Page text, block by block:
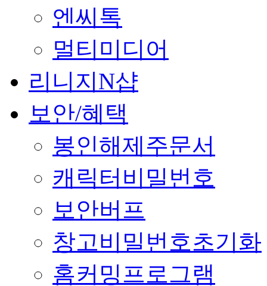
엔씨톡
멀티미디어
리니지N샵
보안/혜택
봉인해제주문서
캐릭터비밀번호
보안버프
창고비밀번호초기화
홈커밍프로그램